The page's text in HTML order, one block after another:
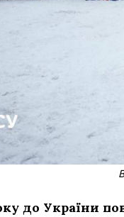
до України